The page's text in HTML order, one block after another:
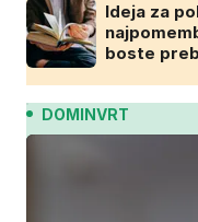
Ideja za
boste
DOMINVRT